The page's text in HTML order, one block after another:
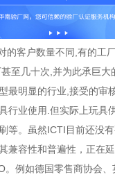
客户数量不同,有的工
至几十次,并为此承巨大
最明显的行业,接受的审
行业使用.但实际上玩具
等。虽然ICTI目前还没
兼容性和普遍性，正在
。例如德国零售商协会、